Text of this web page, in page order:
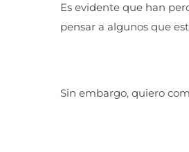
Es evidente que han
pensar a algunos que
Sin embargo, quiero